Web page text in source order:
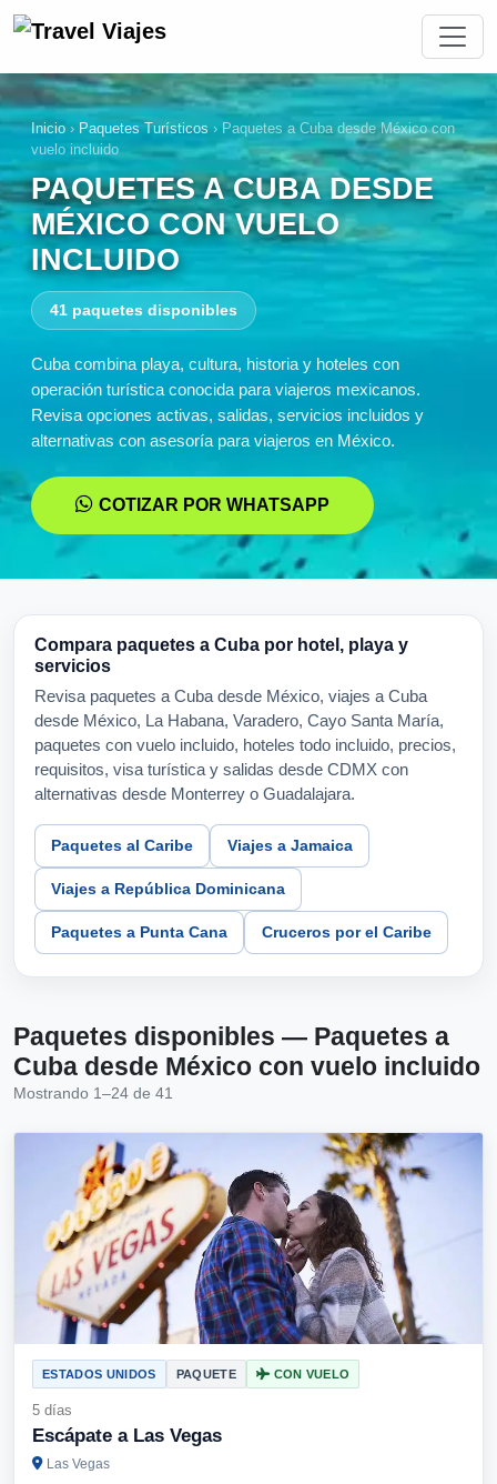
Inicio › Paquetes Turísticos › Paquetes a Cuba desde México con
vuelo incluido
PAQUETES A CUBA DESDE
MÉXICO CON VUELO
INCLUIDO
41 paquetes disponibles
Cuba combina playa, cultura, historia y hoteles con
operación turística conocida para viajeros mexicanos.
Revisa opciones activas, salidas, servicios incluidos y
alternativas con asesoría para viajeros en México.
COTIZAR POR WHATSAPP
Compara paquetes a Cuba por hotel, playa y
servicios
Revisa paquetes a Cuba desde México, viajes a Cuba
desde México, La Habana, Varadero, Cayo Santa María,
paquetes con vuelo incluido, hoteles todo incluido, precios,
requisitos, visa turística y salidas desde CDMX con
alternativas desde Monterrey o Guadalajara.
Paquetes al Caribe Viajes a Jamaica
Viajes a República Dominicana
Paquetes a Punta Cana Cruceros por el Caribe
Paquetes disponibles — Paquetes a
Cuba desde México con vuelo incluido
Mostrando 1–24 de 41
ESTADOS UNIDOS PAQUETE CON VUELO
5 días
Escápate a Las Vegas
Las Vegas